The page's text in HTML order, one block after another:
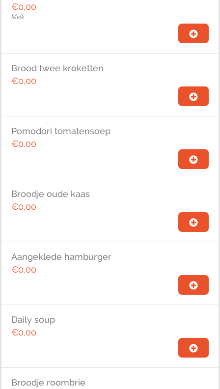
€0,00
Melk
Brood twee kroketten
€0,00
Pomodori tomatensoep
€0,00
Broodje oude kaas
€0,00
Aangeklede hamburger
€0,00
Daily soup
€0,00
Broodje roombrie